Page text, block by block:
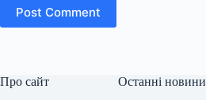
Post Comment
Про сайт Останні новини